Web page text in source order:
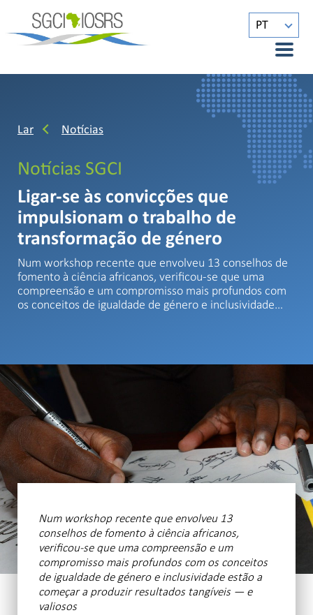
PT
Lar Notícias
Notícias SGCI
Ligar-se às convicções que
impulsionam o trabalho de
transformação de género
Num workshop recente que envolveu 13 conselhos de
fomento à ciência africanos, verificou-se que uma
compreensão e um compromisso mais profundos com
os conceitos de igualdade de género e inclusividade…
Num workshop recente que envolveu 13
conselhos de fomento à ciência africanos,
verificou-se que uma compreensão e um
compromisso mais profundos com os conceitos
de igualdade de género e inclusividade estão a
começar a produzir resultados tangíveis — e
valiosos